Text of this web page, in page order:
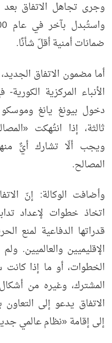
وجرى تجاهل الاتفاق بعد
ضمانات أمنية أقلّ شأنًا.
أما مضمون الاتفاق
الأنباء المركزية
دخول بيونغ يانغ
ثالثة، إذا انتُهكت
ويجب ألّا تشارك أيٌّ
المصالح.
وأضافت الوكالة: إنّ
اتخاذ خطوات لإعداد
قدراتها الدفاعية لمنع
الإقليميين والعالميين.
الخطوات، أو ما إذا
المشترك، وغيره من
الاتفاق يدعو إلى
إلى إقامة «نظام عالمي